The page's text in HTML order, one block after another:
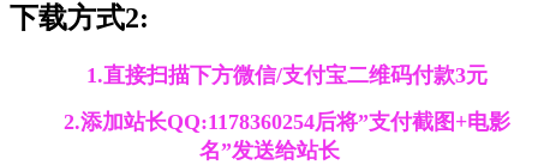
下载方式2:
1.直接扫描下方微信/支付宝二维码付款3元
2.添加站长QQ:1178360254后将”支付截图+电影
名”发送给站长